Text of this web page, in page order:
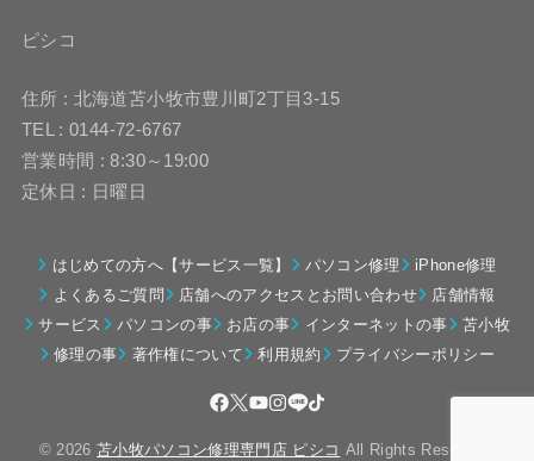
ピシコ
住所 : 北海道苫小牧市豊川町2丁目3-15
TEL : 0144-72-6767
営業時間 : 8:30～19:00
定休日 : 日曜日
はじめての方へ【サービス一覧】 パソコン修理
iPhone修理
よくあるご質問
店舗へのアクセスとお問い合わせ
店舗情報
サービス
パソコンの事 お店の事 インターネットの事
苫小牧
修理の事
著作権について 利用規約 プライバシーポリシー
© 2026苫小牧パソコン修理専門店 ピシコ All Rights Reserved.